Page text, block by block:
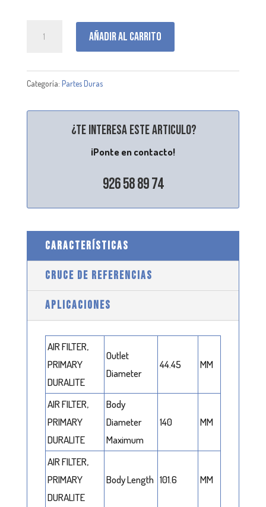
Añadir al carrito
Categoría: Partes Duras
¿Te interesa este articulo?
¡Ponte en contacto!
926 58 89 74
CARACTERÍSTICAS
CRUCE DE REFERENCIAS
APLICACIONES
AIR FILTER,
PRIMARY
DURALITE
Outlet
Diameter
44.45 MM
AIR FILTER,
PRIMARY
DURALITE
Body
Diameter
Maximum
140 MM
AIR FILTER,
PRIMARY
DURALITE
Body Length 101.6 MM